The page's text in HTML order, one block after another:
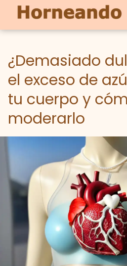
¿Demasiado
el exceso de
tu cuerpo y
moderarlo